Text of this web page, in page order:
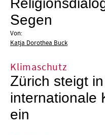
Segen
Von:
Katja Dorothea Buck
Klimaschutz
Zürich steigt
internationale
ein